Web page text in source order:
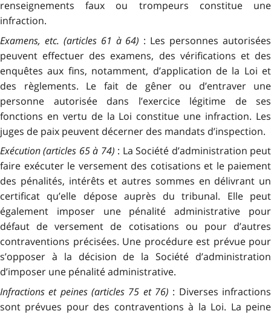
renseignements faux ou trompeurs constitue une
infraction.
Examens, etc. (articles 61 à 64) : Les personnes autorisées
peuvent effectuer des examens, des vérifications et des
enquêtes aux fins, notamment, d’application de la Loi et
des règlements. Le fait de gêner ou d’entraver une
personne autorisée dans l’exercice légitime de ses
fonctions en vertu de la Loi constitue une infraction. Les
juges de paix peuvent décerner des mandats d’inspection.
Exécution (articles 65 à 74) : La Société d’administration peut
faire exécuter le versement des cotisations et le paiement
des pénalités, intérêts et autres sommes en délivrant un
certificat qu’elle dépose auprès du tribunal. Elle peut
également imposer une pénalité administrative pour
défaut de versement de cotisations ou pour d’autres
contraventions précisées. Une procédure est prévue pour
s’opposer à la décision de la Société d’administration
d’imposer une pénalité administrative.
Infractions et peines (articles 75 et 76) : Diverses infractions
sont prévues pour des contraventions à la Loi. La peine